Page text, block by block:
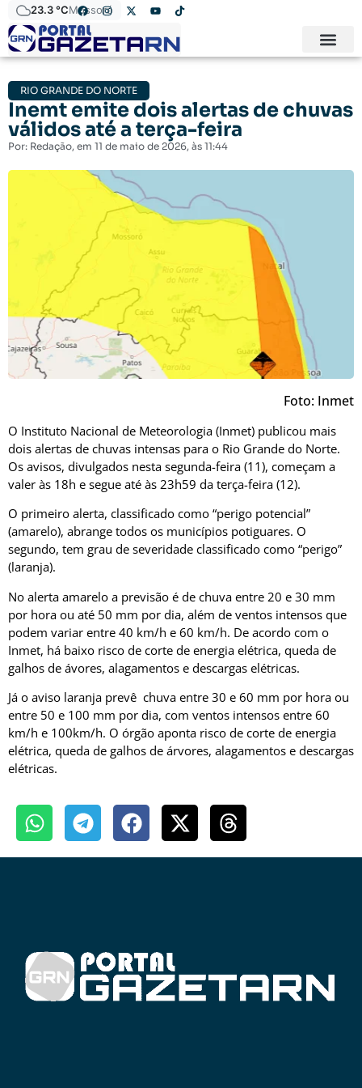
23.3 °CMossoró
RIO GRANDE DO NORTE
Inemt emite dois alertas de chuvas
válidos até a terça-feira
Por: Redação, em 11 de maio de 2026, às 11:44
Foto: Inmet
O Instituto Nacional de Meteorologia (Inmet) publicou mais
dois alertas de chuvas intensas para o Rio Grande do Norte.
Os avisos, divulgados nesta segunda-feira (11), começam a
valer às 18h e segue até às 23h59 da terça-feira (12).
O primeiro alerta, classificado como “perigo potencial”
(amarelo), abrange todos os municípios potiguares. O
segundo, tem grau de severidade classificado como “perigo”
(laranja).
No alerta amarelo a previsão é de chuva entre 20 e 30 mm
por hora ou até 50 mm por dia, além de ventos intensos que
podem variar entre 40 km/h e 60 km/h. De acordo com o
Inmet, há baixo risco de corte de energia elétrica, queda de
galhos de ávores, alagamentos e descargas elétricas.
Já o aviso laranja prevê chuva entre 30 e 60 mm por hora ou
entre 50 e 100 mm por dia, com ventos intensos entre 60
km/h e 100km/h. O órgão aponta risco de corte de energia
elétrica, queda de galhos de árvores, alagamentos e descargas
elétricas.